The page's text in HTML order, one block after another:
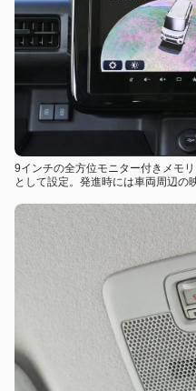
9インチの全方位モニター付きメモ
として設定。発進時には車両周辺の